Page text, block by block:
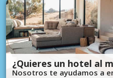
¿Quieres un hotel al
Nosotros te ayudamos a